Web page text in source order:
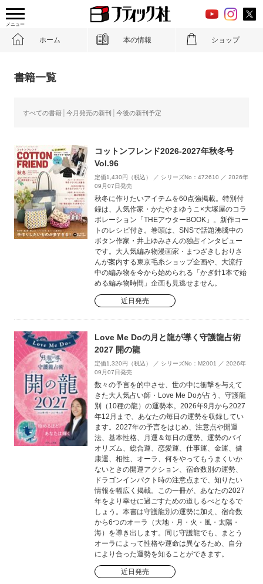
メニュー
ホーム 本の情報 ショップ
書籍一覧
すべての書籍 今月発売の新刊 今後の新刊予定
コットンフレンド2026-2027年秋冬号
Vol.96
定価1,430円（税込） ／ シリーズNo：472610 ／ 2026年
09月07日発売
秋冬に作りたいアイテムを60点強掲載。特別付
録は、人気作家・かたやまゆうこ×大塚屋のコラ
ボレーション「THEアウターBOOK」。新作コー
トのレシピ付き。巻頭は、SNSで話題沸騰中の
ボタン作家・井上ゆみさんの独占インタビュー
です。大人気編み物漫画家・まつざきしおりさ
んが案内する東京毛糸ショップ企画や、大流行
中の編み物を今から始められる「かぎ針1本で始
める編み物時間」企画も見逃せません。
近日発売
Love Me Doの月と龍が導く守護龍占術
2027 開の龍
定価1,320円（税込） ／ シリーズNo：M2001 ／ 2026年
09月07日発売
数々の予言を的中させ、世の中に衝撃を与えて
きた大人気占い師・Love Me Doが占う、守護龍
別（10種の龍）の運勢本。2026年9月から2027
年12月まで、あなたの毎日の運勢を収録してい
ます。2027年の予言をはじめ、注意点や開運
法、基本性格、月運＆毎日の運勢、運勢のバイ
オリズム、総合運、恋愛運、仕事運、金運、健
康運、相性、オーラ、何をやってもうまくいか
ないときの開運アクション、宿命数別の運勢、
ドラゴンインパクト時の注意点まで、知りたい
情報を幅広く掲載。この一冊が、あなたの2027
年をより幸せに過ごすための道しるべとなるで
しょう。本書は守護龍別の運勢に加え、宿命数
から6つのオーラ（大地・月・火・風・太陽・
海）を導き出します。同じ守護龍でも、まとう
オーラによって性格や運命は異なるため、自分
により合った運勢を知ることができます。
近日発売